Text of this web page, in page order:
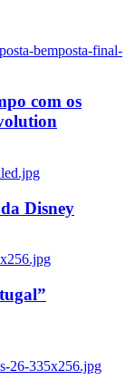
bemposta-final-
com os
Disney
26-335x256.jpg